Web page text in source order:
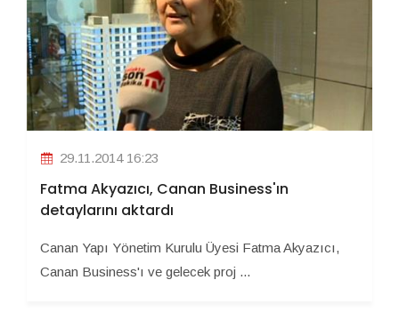
29.11.2014 16:23
Fatma Akyazıcı, Canan Business'ın
detaylarını aktardı
Canan Yapı Yönetim Kurulu Üyesi Fatma Akyazıcı,
Canan Business'ı ve gelecek proj ...